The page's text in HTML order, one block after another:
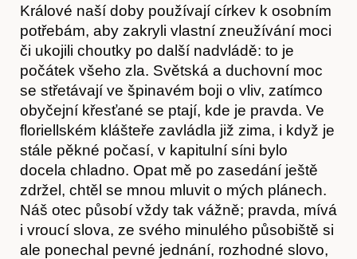
O nás
Králové naší doby používají církev k osobním
potřebám, aby zakryli vlastní zneužívání moci
či ukojili choutky po další nadvládě: to je
počátek všeho zla. Světská a duchovní moc
se střetávají ve špinavém boji o vliv, zatímco
obyčejní křesťané se ptají, kde je pravda. Ve
floriellském klášteře zavládla již zima, i když je
stále pěkné počasí, v kapitulní síni bylo
docela chladno. Opat mě po zasedání ještě
zdržel, chtěl se mnou mluvit o mých plánech.
Náš otec působí vždy tak vážně; pravda, mívá
i vroucí slova, ze svého minulého působiště si
ale ponechal pevné jednání, rozhodné slovo,